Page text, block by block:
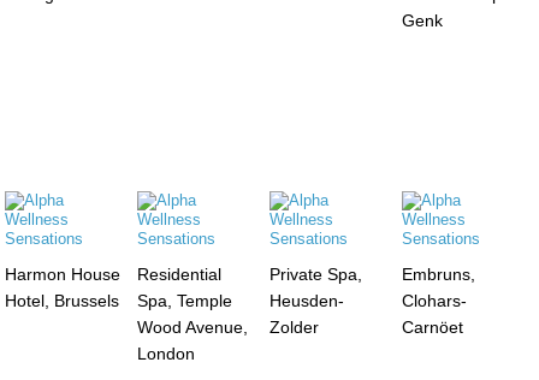
Genk
Harmon House
Hotel, Brussels
Residential
Spa, Temple
Wood Avenue,
London
Private Spa,
Heusden-
Zolder
Embruns,
Clohars-
Carnöet